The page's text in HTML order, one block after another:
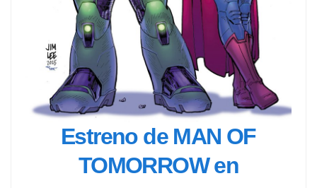
Estreno de MAN OF
TOMORROW en